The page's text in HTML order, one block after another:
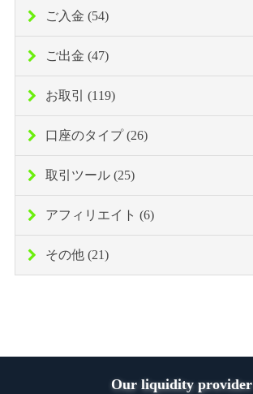
ご入金 (54)
ご出金 (47)
お取引 (119)
口座のタイプ (26)
取引ツール (25)
アフィリエイト (6)
その他 (21)
Our liquidity provider